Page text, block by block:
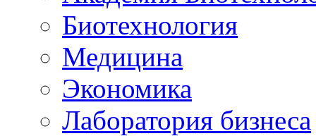
Биотехнология
Медицина
Экономика
Лаборатория бизнеса